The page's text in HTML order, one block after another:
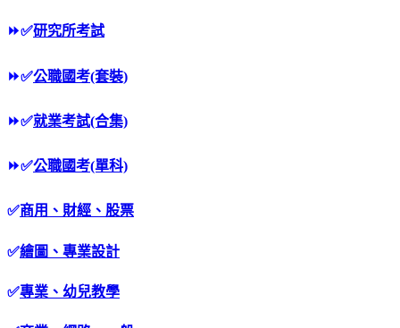
⏩✅研究所考試
⏩✅公職國考(套裝)
⏩✅就業考試(合集)
⏩✅公職國考(單科)
✅商用、財經、股票
✅繪圖、專業設計
✅專業、幼兒教學